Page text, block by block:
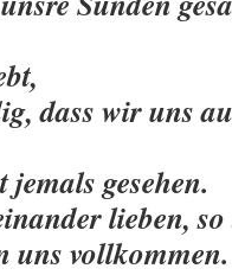
dass wir uns
gesehen.
lieben,
uns vollkommen.